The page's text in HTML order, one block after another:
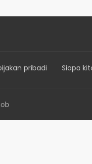
pribadi Siapa